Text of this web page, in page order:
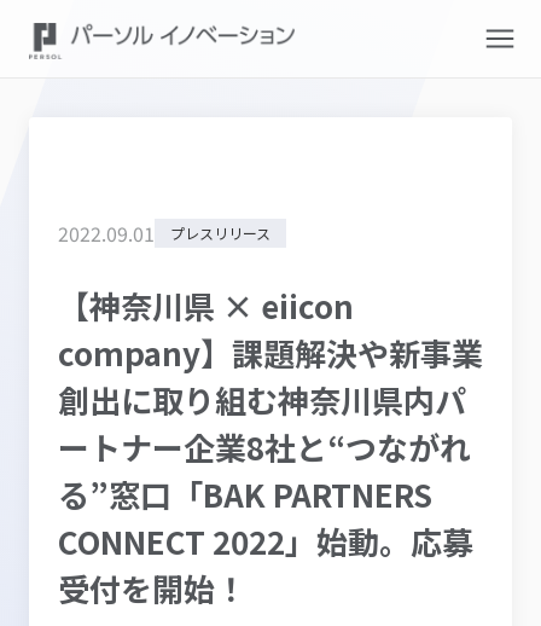
2022.09.01 プレスリリース
【神奈川県 × eiicon
company】課題解決や新事業
創出に取り組む神奈川県内パ
ートナー企業8社と“つながれ
る”窓口「BAK PARTNERS
CONNECT 2022」始動。応募
受付を開始！